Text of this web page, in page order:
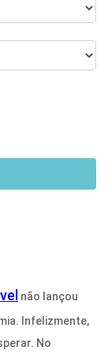
não lançou
Infelizmente,
No